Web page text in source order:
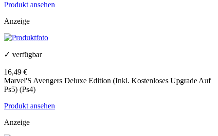
Produkt ansehen
Anzeige
✓ verfügbar
16,49 €
Marvel'S Avengers Deluxe Edition (Inkl. Kostenloses Upgrade Auf
Ps5) (Ps4)
Produkt ansehen
Anzeige